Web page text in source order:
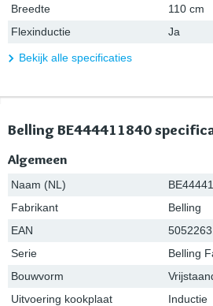
Breedte
110 cm
Flexinductie
Ja
Bekijk alle specificaties
Belling BE444411840
Algemeen
Naam (NL)
Fabrikant
Belling
EAN
Serie
Belling
Bouwvorm
Uitvoering kookplaat
Inductie